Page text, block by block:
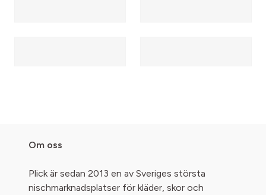
Om oss
Plick är sedan 2013 en av Sveriges största
nischmarknadsplatser för kläder, skor och